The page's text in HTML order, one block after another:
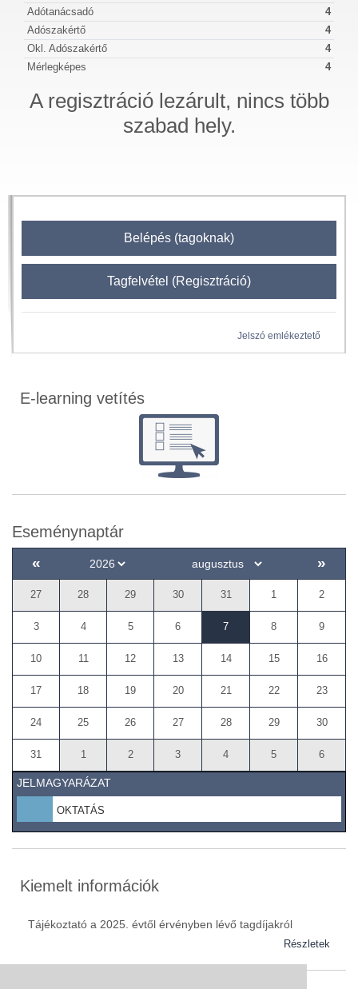
Adótanácsadó
4
Adószakértő
4
Okl. Adószakértő
4
Mérlegképes
4
A regisztráció lezárult, nincs több
szabad hely.
Belépés (tagoknak)
Tagfelvétel (Regisztráció)
Jelszó emlékeztető
E-learning vetítés
Eseménynaptár
« »
27 28 29 30 31 1 2
3 4 5 6 7 8 9
10 11 12 13 14 15 16
17 18 19 20 21 22 23
24 25 26 27 28 29 30
31 1 2 3 4 5 6
JELMAGYARÁZAT
OKTATÁS
Kiemelt információk
Tájékoztató a 2025. évtől érvényben lévő tagdíjakról
Részletek